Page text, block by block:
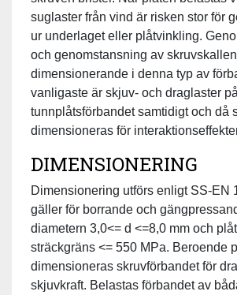
suglaster från vind är risken stor för
ur underlaget eller plåtvinkling.
och genomstansning av
dimensionerande i denna typ av
vanligaste är skjuv- och draglaster
tunnplåtsförbandet samtidigt och då
dimensioneras för
DIMENSIONERING
Dimensionering utförs enligt SS-EN
gäller för borrande och
diametern 3,0<= d <=8,0 mm och
sträckgräns <= 550 MPa. Beroende
dimensioneras skruvförbandet för
skjuvkraft. Belastas förbandet av